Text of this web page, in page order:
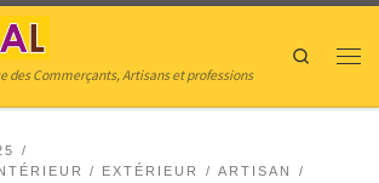
des Commerçants, Artisans et professions
Search
/ EXTÉRIEUR
ARTISAN